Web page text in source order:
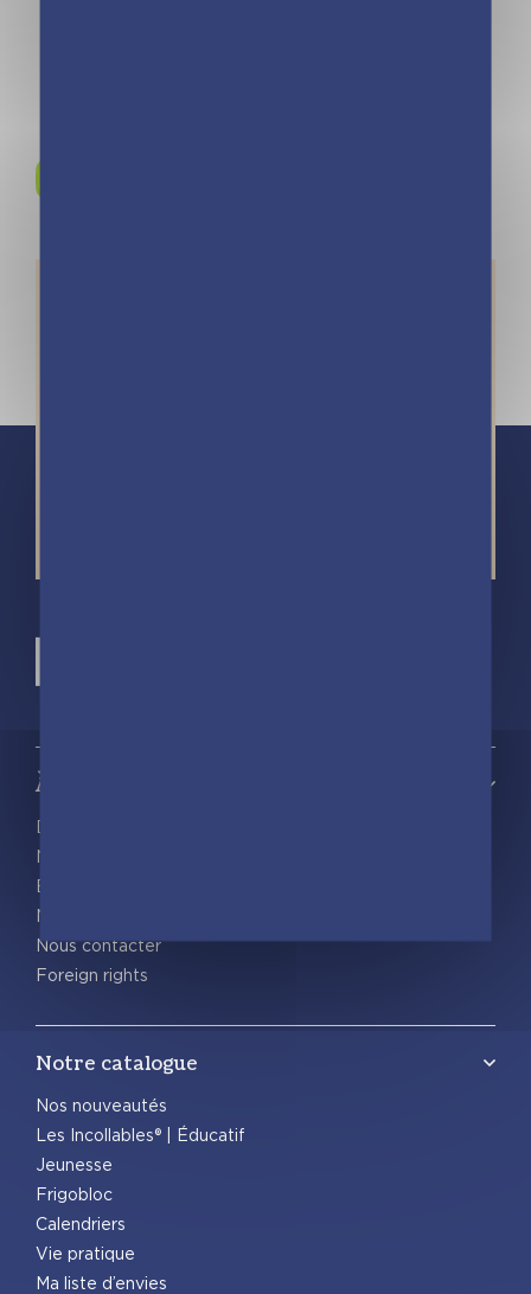
À propos
Découvrir playBac
Nos actualités
Espace pro
Nous rejoindre
Nous contacter
Foreign rights
Notre catalogue
Nos nouveautés
Les Incollables® | Éducatif
Jeunesse
Frigobloc
Calendriers
Vie pratique
Ma liste d’envies